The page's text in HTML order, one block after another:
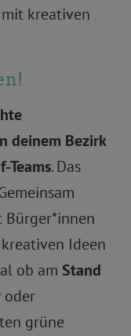
kreativen
deinem Bezirk
Teams. Das
Bürger*innen
Ideen
ob am Stand
oder
grüne